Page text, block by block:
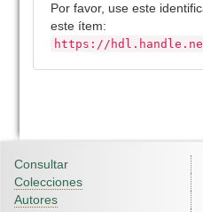
Por favor, use este
este ítem:
https://
Consultar
Colecciones
Autores